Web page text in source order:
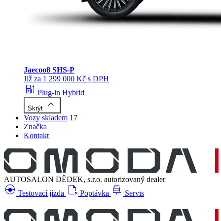
Jaecoo8 SHS-P
Již za 1 299 000 Kč s DPH
ev_station Plug-in Hybrid
Skrýt keyboard_arrow_up
Vozy skladem 17
Značka
Kontakt
AUTOSALON DĚDEK, s.r.o. autorizovaný dealer
search_hands_free Testovací jízda file_open Poptávka car_repair Servis